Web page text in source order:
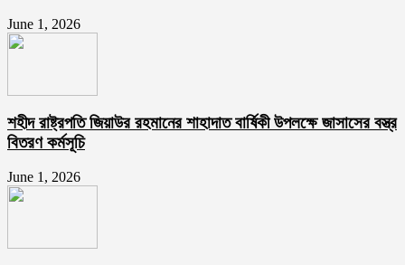
June 1, 2026
শহীদ রাষ্ট্রপতি জিয়াউর রহমানের শাহাদাত বার্ষিকী উপলক্ষে জাসাসের বস্ত্র
বিতরণ কর্মসূচি
June 1, 2026